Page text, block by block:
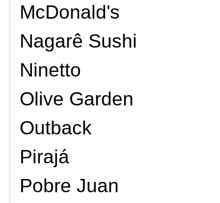
McDonald's
Nagarê Sushi
Ninetto
Olive Garden
Outback
Pirajá
Pobre Juan